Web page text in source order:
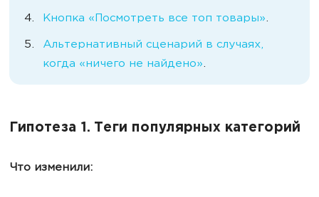
Кнопка «Посмотреть все топ товары».
Альтернативный сценарий в случаях,
когда «ничего не найдено».
Гипотеза 1. Теги популярных категорий
Что изменили: